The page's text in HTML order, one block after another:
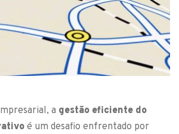
a gestão eficiente do
é um desafio enfrentado por